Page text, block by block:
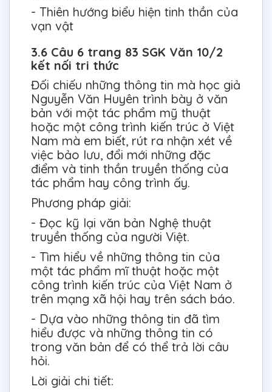
- Thiên hướng biểu hiện tinh thần của
vạn vật
3.6 Câu 6 trang 83 SGK Văn 10/2
kết nối tri thức
Đối chiếu những thông tin mà học giả
Nguyễn Văn Huyên trình bày ở văn
bản với một tác phẩm mỹ thuật
hoặc một công trình kiến trúc ở Việt
Nam mà em biết, rút ra nhận xét về
việc bảo lưu, đổi mới những đặc
điểm và tinh thần truyền thống của
tác phẩm hay công trình ấy.
Phương pháp giải:
- Đọc kỹ lại văn bản Nghệ thuật
truyền thống của người Việt.
- Tìm hiểu về những thông tin của
một tác phẩm mĩ thuật hoặc một
công trình kiến trúc của Việt Nam ở
trên mạng xã hội hay trên sách báo.
- Dựa vào những thông tin đã tìm
hiểu được và những thông tin có
trong văn bản để có thể trả lời câu
hỏi.
Lời giải chi tiết: